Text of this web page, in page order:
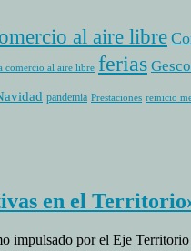
al aire libre
comercio al aire libre ferias
pandemia Prestaciones reinicio
en el
por el Eje